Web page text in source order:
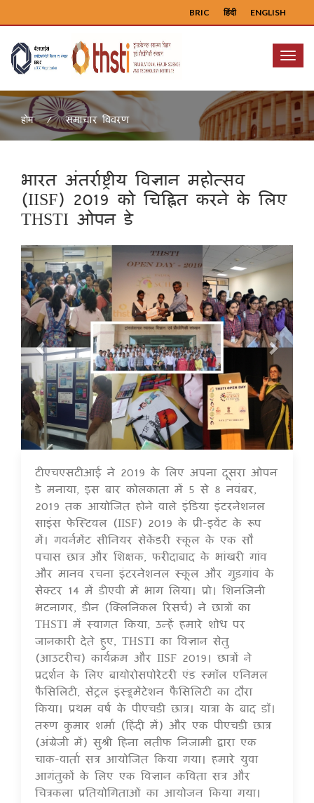
ENGLISH
हिंदी
BRIC
Menu
होम समाचार विवरण
भारत अंतर्राष्ट्रीय विज्ञान महोत्सव
(IISF) 2019 को चिह्नित करने के लिए
THSTI ओपन डे
Previous
16 Jul 2020
टीएचएसटीआई ने 2019 के लिए अपना दूसरा ओपन
डे मनाया, इस बार कोलकाता में 5 से 8 नवंबर,
2019 तक आयोजित होने वाले इंडिया इंटरनेशनल
साइंस फेस्टिवल (IISF) 2019 के प्री-इवेंट के रूप
में। गवर्नमेंट सीनियर सेकेंडरी स्कूल के एक सौ
पचास छात्र और शिक्षक, फरीदाबाद के भांखरी गांव
और मानव रचना इंटरनेशनल स्कूल और गुड़गांव के
सेक्टर 14 में डीएवी में भाग लिया। प्रो। शिनजिनी
भटनागर, डीन (क्लिनिकल रिसर्च) ने छात्रों का
THSTI में स्वागत किया, उन्हें हमारे शोध पर
जानकारी देते हुए, THSTI का विज्ञान सेतु
(आउटरीच) कार्यक्रम और IISF 2019। छात्रों ने
प्रदर्शन के लिए बायोरोसपोरेटरी एंड स्मॉल एनिमल
फैसिलिटी, सेंट्रल इंस्ट्रूमेंटेशन फैसिलिटी का दौरा
किया। प्रथम वर्ष के पीएचडी छात्र। यात्रा के बाद डॉ।
तरुण कुमार शर्मा (हिंदी में) और एक पीएचडी छात्र
(अंग्रेजी में) सुश्री हिना लतीफ निजामी द्वारा एक
चाक-वार्ता सत्र आयोजित किया गया। हमारे युवा
आगंतुकों के लिए एक विज्ञान कविता सत्र और
चित्रकला प्रतियोगिताओं का आयोजन किया गया।